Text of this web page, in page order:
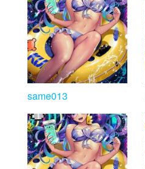
same013